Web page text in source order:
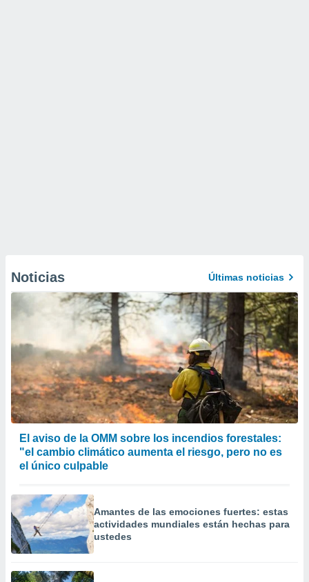
Noticias Últimas noticias
El aviso de la OMM sobre los incendios forestales:
"el cambio climático aumenta el riesgo, pero no es
el único culpable
Amantes de las emociones fuertes: estas
actividades mundiales están hechas para
ustedes